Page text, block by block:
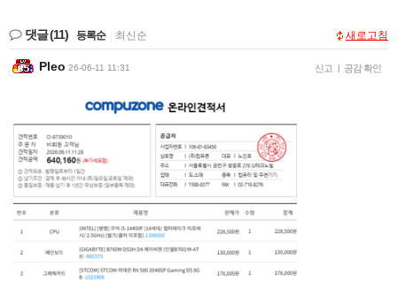
댓글(11) 등록순 최신순 새로고침
Pleo 26-06-11 11:31 신고 | 공감 확인